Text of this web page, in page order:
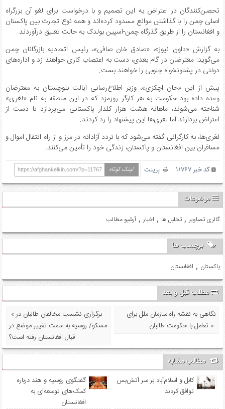
تحصن‌کنندگان در اعتراض به این تصمیم و با درخواست برای لغو آن بزرگراه
اصلی چمن را با گذاشتن موانع مسدود کرده‌اند و همه نوع تجارت بین پاکستان
و افغانستان را از طریق گذرگاه چمن-اسپین بولدک به حالت تعلیق درآوردند.
به گزارش «داون نیوز»، «صادق خان صافی»، رئیس اتحادیه بازرگانان چمن
می‌گوید: معترضان در گام بعدی، دست به اعتصاب کاری خواهند زد و اداره‌های
دولتی در پشتونخواه جنوبی را خواهند بست.
پیش از این «خان اچکزی»، وزیر اطلاع‌رسانی ایالت بلوچستان به معترضان
وعده داده بود حکومت به هر کارگر روزمزد که در این منطقه به نام «لغری»
شناخته می‌شوند، ماهانه هشت هزار کلدار پاکستانی می‌پردازد تا دست از
اعتراض بردارند اما لغری‌ها این پیشنهاد را رد کردند.
لغری‌ها، به کارگرانی گفته می‌شود که با تردد آزادانه در مرز و از راه انتقال اموال و
مسافران بین افغانستان و پاکستان، زندگی خود را تأمین می‌کنند.
کد خبر 11767 پرینت لینک کوتاه https://afghankelkin.com/?p=11767
موضوعات
آرشیو مطالب ,اخبار , تحلیل ها ,گالری تصاویر
برچسب ها
افغانستان , پاکستان
مطلب قبل و بعد
نگاهی به نقشه راه سازمان‌ ملل برای
تعامل با حکومت طالبان »
« برگزاری نشست مخالفان طالبان در
مسکو/ روسیه به سمت تغییر موضع در
قبال افغانستان رفته است؟
مطالب مشابه
کابل و اسلام‌آباد بر سر آتش‌بس
توافق کردند
گفتگوی روسیه و هند درباره
کمک‌های توسعه‌ای به
افغانستان